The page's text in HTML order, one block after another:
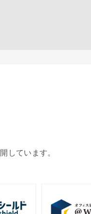
しています。